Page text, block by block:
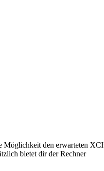
den erwarteten
bietet dir der Rechner